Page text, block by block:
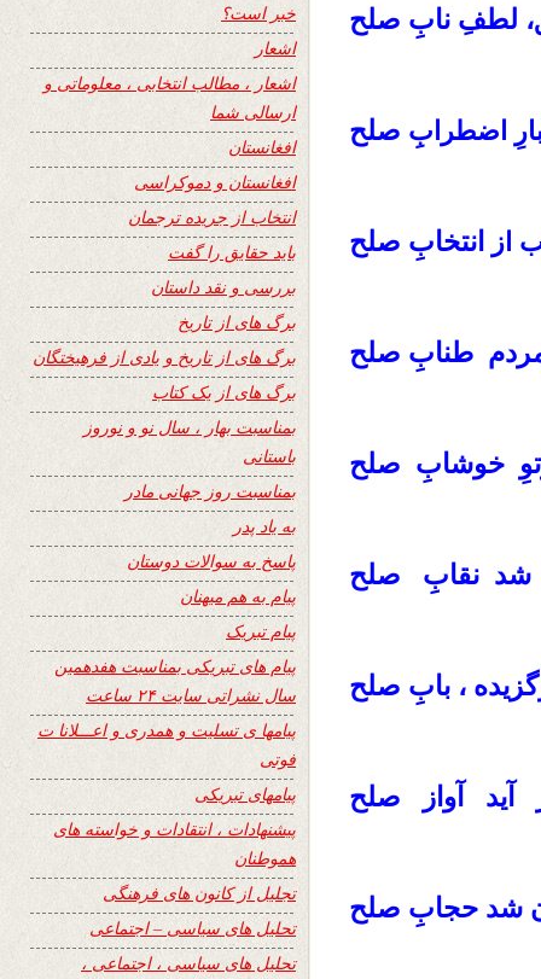
، لطفِ نابِ صلح
اضطرابِ صلح
از انتخابِ صلح
طنابِ صلح
خوشابِ صلح
شد نقابِ صلح
، بابِ صلح
آواز صلح
شد حجابِ صلح
خبر است؟
اشعار
اشعار ، مطالب انتخابی ، معلوماتی و
ارسالی شما
افغانستان
افغانستان و دموکراسی
انتخاب از جریده ترجمان
باید حقایق را گفت
بررسی و نقد داستان
برگ های از تاریخ
برگ های از تاریخ و یادی از فرهیختگان
برگ های از یک کتاب
بمناسبت بهار ، سال نو و نوروز
باستانی
بمناسبت روز جهانی مادر
به یاد پدر
پاسخ به سوالات دوستان
پیام به هم میهنان
پیام تبریک
پیام های تبریکی بمناسبت هفدهمین
سال نشراتی سایت ۲۴ ساعت
پیامها ی تسلیت و همدری و اعـــلانا ت
فوتی
پیامهای تبریکی
پیشنهادات ، انتقادات و خواسته های
هموطنان
تجلیل از کانون های فرهنگی
تحلیل های سیاسی – اجتماعی
تحلیل های سیاسی ، اجتماعی ،